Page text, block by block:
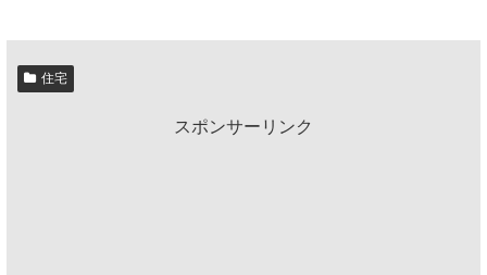
住宅
スポンサーリンク